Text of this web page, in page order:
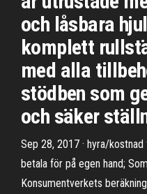
och låsbara
komplett
med alla
stödben som
och säker
Sep 28, 2017 · hyra/
betala för på egen hand;
Konsumentverkets